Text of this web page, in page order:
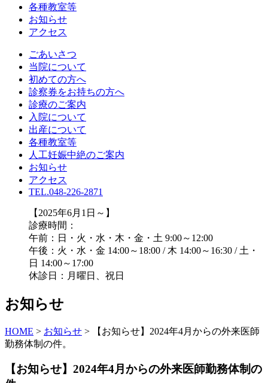
各種教室等
お知らせ
アクセス
ごあいさつ
当院について
初めての方へ
診察券をお持ちの方へ
診療のご案内
入院について
出産について
各種教室等
人工妊娠中絶のご案内
お知らせ
アクセス
TEL.048-226-2871
【2025年6月1日～】
診療時間：
午前：日・火・水・木・金・土 9:00～12:00
午後：火・水・金 14:00～18:00 / 木 14:00～16:30 / 土・
日 14:00～17:00
休診日：月曜日、祝日
お知らせ
HOME > お知らせ >
【お知らせ】2024年4月からの外来医師
勤務体制の件。
【お知らせ】2024年4月からの外来医師勤務体制の